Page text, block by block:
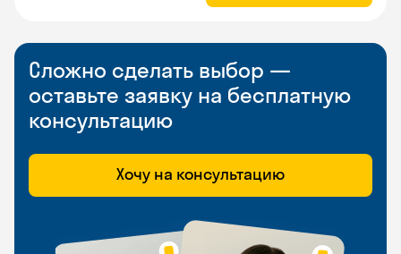
Сложно сделать выбор —
оставьте заявку на бесплатную
консультацию
Хочу на консультацию